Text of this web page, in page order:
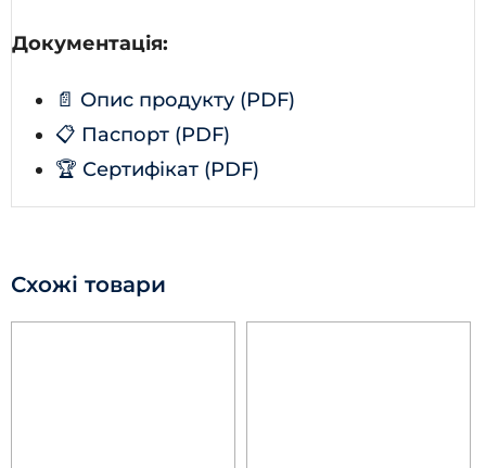
Документація:
📄 Опис продукту (PDF)
📋 Паспорт (PDF)
🏆 Сертифікат (PDF)
Схожі товари